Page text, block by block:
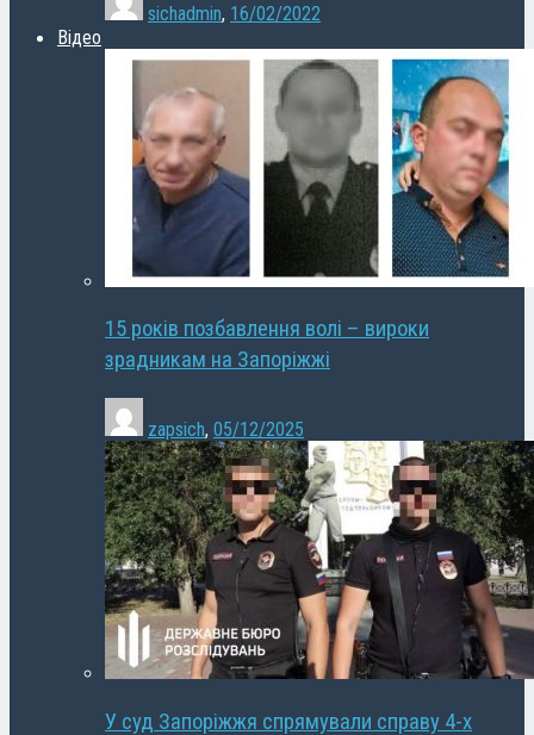
sichadmin, 16/02/2022
Відео
15 років позбавлення волі – вироки
зрадникам на Запоріжжі
zapsich, 05/12/2025
У суд Запоріжжя спрямували справу 4-х